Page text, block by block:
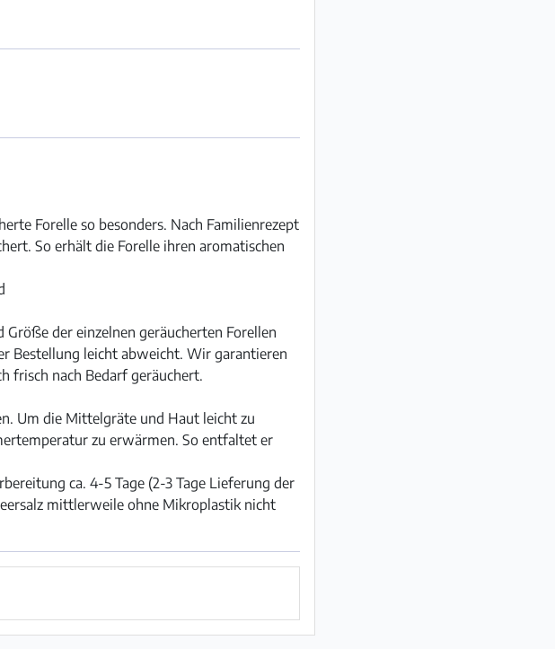
Forelle so besonders. Nach Familienrezept
So erhält die Forelle ihren aromatischen
der einzelnen geräucherten Forellen
Bestellung leicht abweicht. Wir garantieren
frisch nach Bedarf geräuchert.
Um die Mittelgräte und Haut leicht zu
zu erwärmen. So entfaltet er
ca. 4-5 Tage (2-3 Tage Lieferung der
mittlerweile ohne Mikroplastik nicht